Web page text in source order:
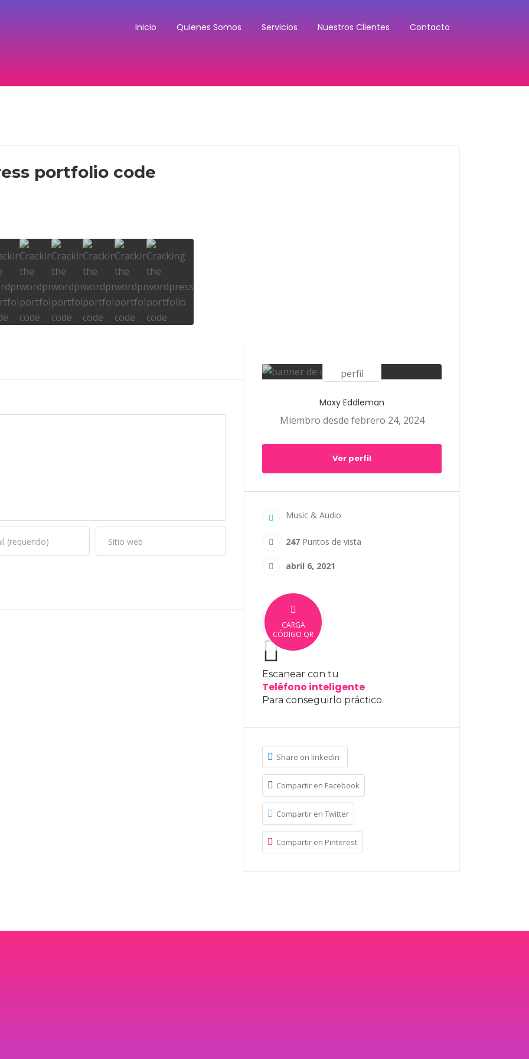
Inicio Quienes Somos Servicios Nuestros Clientes Contacto
portfolio code
Maxy Eddleman
Miembro desde febrero 24, 2024
Ver perfil
Music & Audio
247 Puntos de vista
abril 6, 2021
CARGA
CÓDIGO QR
Escanear con tu
Teléfono inteligente
Para conseguirlo práctico.
Share on linkedin
Compartir en Facebook
Compartir en Twitter
Compartir en Pinterest